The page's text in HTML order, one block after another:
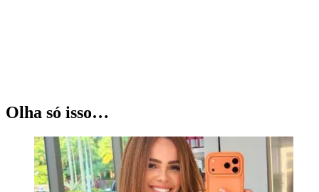
Olha só isso…